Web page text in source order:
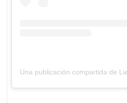
Una publicación compartida de